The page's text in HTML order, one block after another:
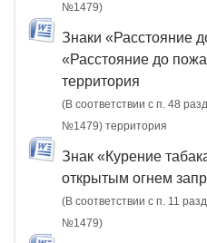
№1479)
Знаки «Расстояние
«Расстояние до
территория
(В соответствии с п. 48
№1479) территория
Знак «Курение
открытым огнем
(В соответствии с п. 11
№1479)